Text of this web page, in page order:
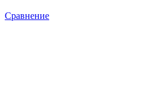
Сравнение